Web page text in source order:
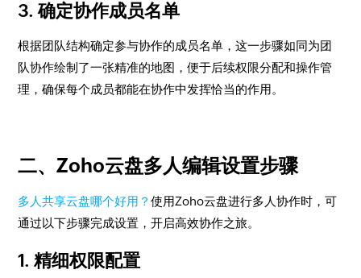
3. 确定协作成员名单
根据团队结构确定参与协作的成员名单，这一步骤如同为团
队协作绘制了一张精准的地图，便于后续权限分配和操作管
理，确保每个成员都能在协作中发挥恰当的作用。
二、Zoho云盘多人编辑设置步骤
多人共享云盘哪个好用？使用Zoho云盘进行多人协作时，可
通过以下步骤完成设置，开启高效协作之旅。
1. 精细权限配置